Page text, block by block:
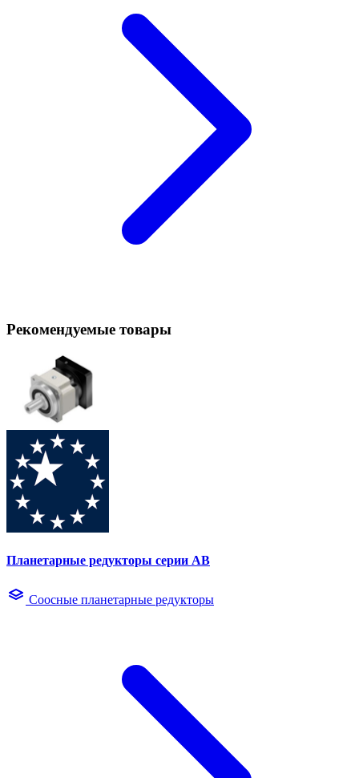
Рекомендуемые товары
Планетарные редукторы серии AB
Соосные планетарные редукторы